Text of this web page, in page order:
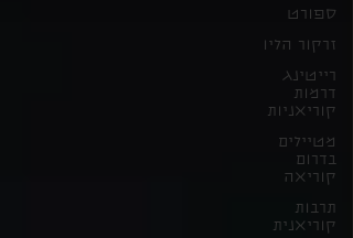
ספורט
זרקור הליו
רייטינג
דרמות
קוריאניות
מטיילים
בדרום
קוריאה
תרבות
קוריאנית